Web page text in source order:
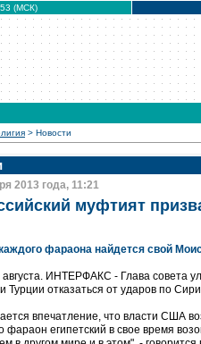
(МСК)
> Новости
2013 года, 11:21
муфтият
фараона найдется свой
августа. ИНТЕРФАКС - Глава совета
Турции отказаться от ударов по
впечатление, что власти США
фараон египетский в свое время